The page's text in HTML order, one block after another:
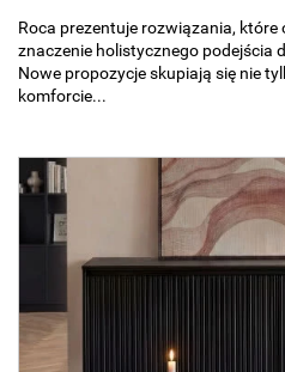
Roca prezentuje rozwiązania,
znaczenie holistycznego podejścia
Nowe propozycje skupiają się nie
komforcie...